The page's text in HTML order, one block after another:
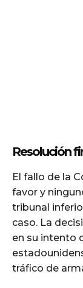
Resolución
El fallo de la
favor y
tribunal
caso. La
en su intento
tráfico de